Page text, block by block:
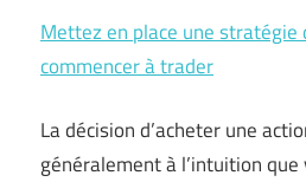
Mettez en place une stratégie
commencer à trader
La décision d’acheter une
généralement à l’intuition